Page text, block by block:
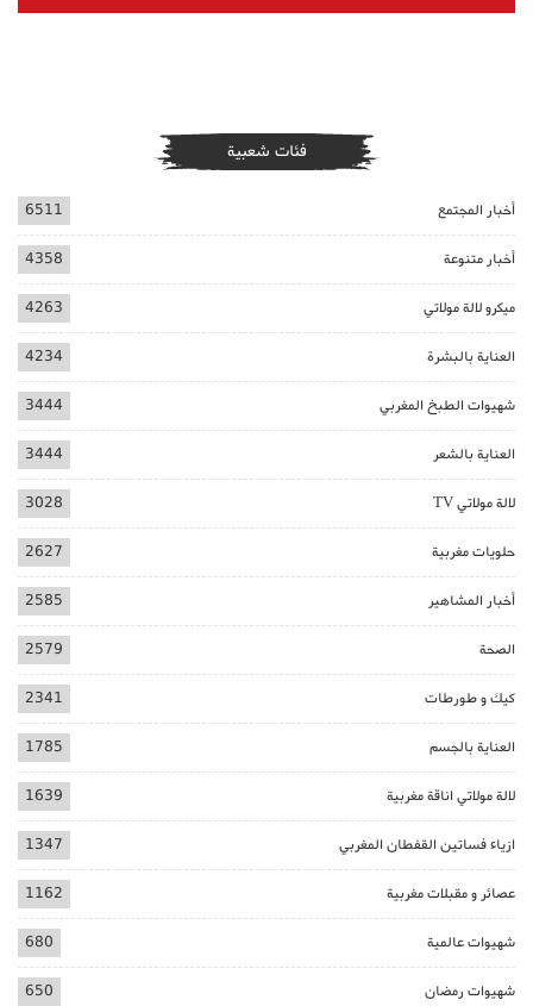
فئات شعبية
أخبار المجتمع 6511
أخبار متنوعة 4358
ميكرو لالة مولاتي 4263
العناية بالبشرة 4234
شهيوات الطبخ المغربي 3444
العناية بالشعر 3444
لالة مولاتي TV 3028
حلويات مغربية 2627
أخبار المشاهير 2585
الصحة 2579
كيك و طورطات 2341
العناية بالجسم 1785
لالة مولاتي اناقة مغربية 1639
ازياء فساتين القفطان المغربي 1347
عصائر و مقبلات مغربية 1162
شهيوات عالمية 680
شهيوات رمضان 650